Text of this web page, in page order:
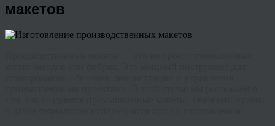
макетов